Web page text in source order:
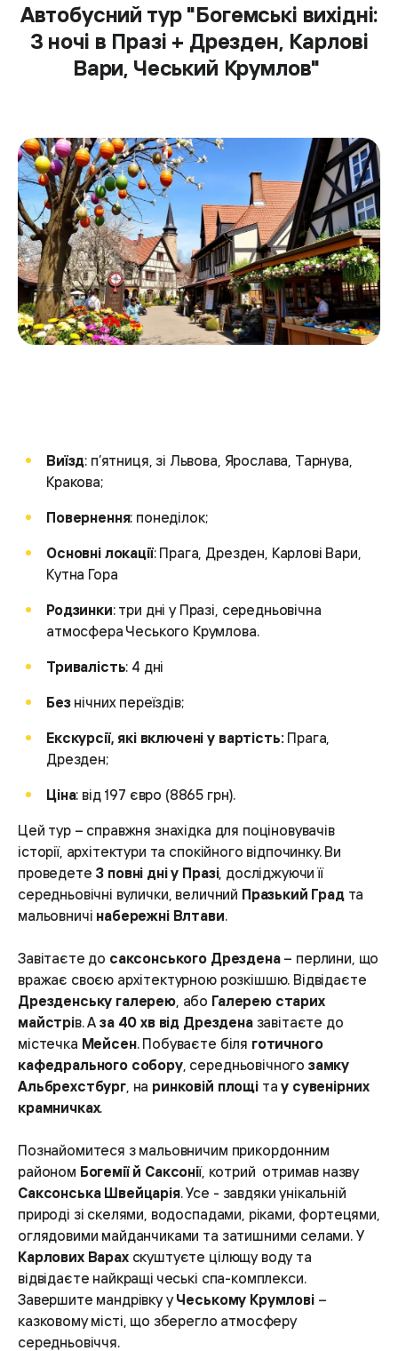
Автобусний тур "Богемські вихідні:
3 ночі в Празі + Дрезден, Карлові
Вари, Чеський Крумлов"
Виїзд: п’ятниця, зі Львова, Ярослава, Тарнува,
Кракова;
Повернення: понеділок;
Основні локації: Прага, Дрезден, Карлові Вари,
Кутна Гора
Родзинки: три дні у Празі, середньовічна
атмосфера Чеського Крумлова.
Тривалість: 4 дні
Без нічних переїздів;
Екскурсії, які включені у вартість: Прага,
Дрезден;
Ціна: від 197 євро (8865 грн).
Цей тур – справжня знахідка для поціновувачів
історії, архітектури та спокійного відпочинку. Ви
проведете 3 повні дні у Празі, досліджуючи її
середньовічні вулички, величний Празький Градта
мальовничі набережні Влтави.
Завітаєте до саксонського Дрездена– перлини, що
вражає своєю архітектурною розкішшю. Відвідаєте
Дрезденську галерею, або Галерею старих
майстрів. Аза 40 хв від Дрезденазавітаєте до
містечка Мейсен. Побуваєте біля готичного
кафедрального собору, середньовічного замку
Альбрехстбург, на ринковій площітау сувенірних
крамничках.
Познайомитеся з мальовничим прикордонним
районом Богемії й Саксонії, котрий отримав назву
Саксонська Швейцарія. Усе - завдяки унікальній
природі зі скелями, водоспадами, ріками, фортецями,
оглядовими майданчиками та затишними селами. У
Карлових Варах скуштуєте цілющу воду та
відвідаєте найкращі чеські спа-комплекси.
Завершите мандрівку уЧеському Крумлові –
казковому місті, що зберегло атмосферу
середньовіччя.